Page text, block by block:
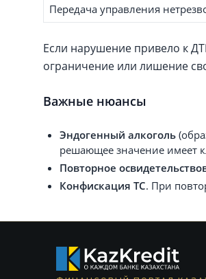
Передача управления
Если нарушение привело к
ограничение или лишение
Важные нюансы
Эндогенный алкоголь
решающее значение имеет
Повторное
Конфискация ТС. При